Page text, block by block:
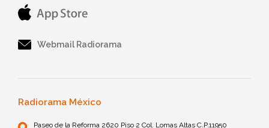
Webmail Radiorama
Radiorama México
Paseo de la Reforma 2620 Piso 2 Col. Lomas Altas C.P.11950